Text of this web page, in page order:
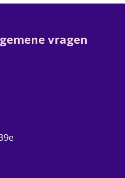
vragen